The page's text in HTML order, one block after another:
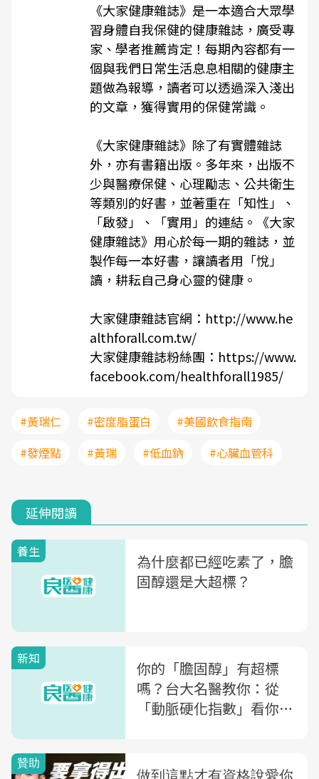
《大家健康雜誌》是一本適合大眾學
習身體自我保健的健康雜誌，廣受專
家、學者推薦肯定！每期內容都有一
個與我們日常生活息息相關的健康主
題做為報導，讀者可以透過深入淺出
的文章，獲得實用的保健常識。
《大家健康雜誌》除了有實體雜誌
外，亦有書籍出版。多年來，出版不
少與醫療保健、心理勵志、公共衛生
等類別的好書，並著重在「知性」、
「啟發」、「實用」的連結。《大家
健康雜誌》用心於每一期的雜誌，並
製作每一本好書，讓讀者用「悅」
讀，耕耘自己身心靈的健康。
大家健康雜誌官網： http://www.he
althforall.com.tw/
大家健康雜誌粉絲團： https://www.
facebook.com/healthforall1985/
#黃瑞仁 #密度脂蛋白
#美國飲食指南
#發煙點
#黃瑞 #低血鈉 #心臟血管科
延伸閱讀
養生
為什麼都已經吃素了，膽
固醇還是大超標？
新知
你的「膽固醇」有超標
嗎？台大名醫教你：從
「動脈硬化指數」看你的